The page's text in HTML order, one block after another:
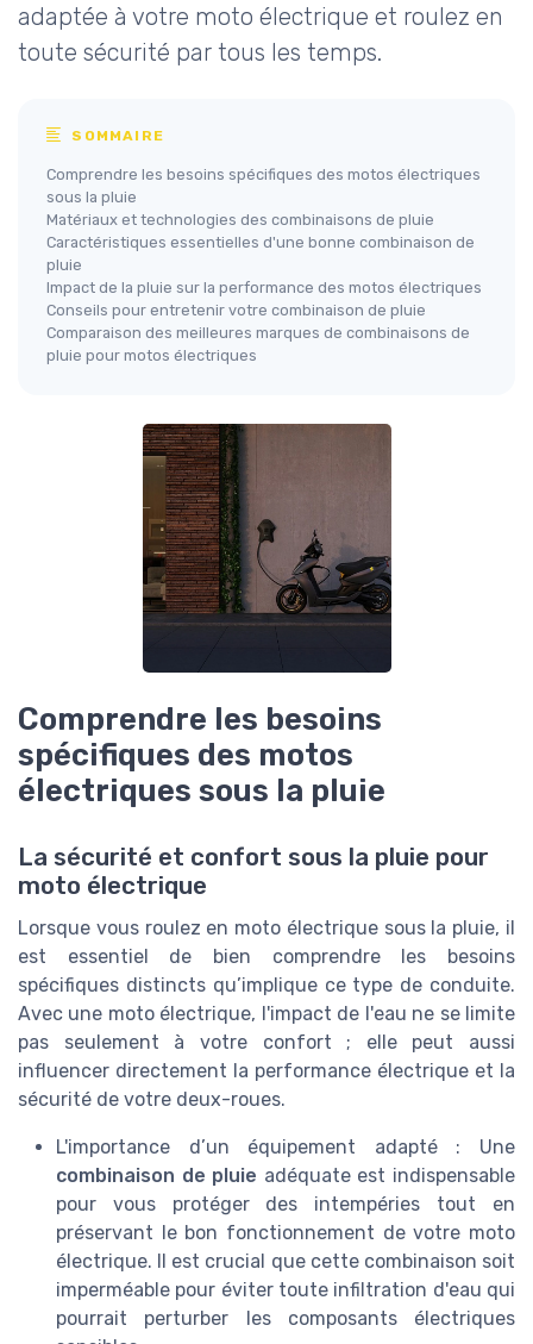
adaptée à votre moto électrique et roulez en
toute sécurité par tous les temps.
SOMMAIRE
Comprendre les besoins spécifiques des motos électriques
sous la pluie
Matériaux et technologies des combinaisons de pluie
Caractéristiques essentielles d'une bonne combinaison de
pluie
Impact de la pluie sur la performance des motos électriques
Conseils pour entretenir votre combinaison de pluie
Comparaison des meilleures marques de combinaisons de
pluie pour motos électriques
Comprendre les besoins
spécifiques des motos
électriques sous la pluie
La sécurité et confort sous la pluie pour
moto électrique
Lorsque vous roulez en moto électrique sous la pluie, il
est essentiel de bien comprendre les besoins
spécifiques distincts qu’implique ce type de conduite.
Avec une moto électrique, l'impact de l'eau ne se limite
pas seulement à votre confort ; elle peut aussi
influencer directement la performance électrique et la
sécurité de votre deux-roues.
L'importance d’un équipement adapté : Une
combinaison de pluie adéquate est indispensable
pour vous protéger des intempéries tout en
préservant le bon fonctionnement de votre moto
électrique. Il est crucial que cette combinaison soit
imperméable pour éviter toute infiltration d'eau qui
pourrait perturber les composants électriques